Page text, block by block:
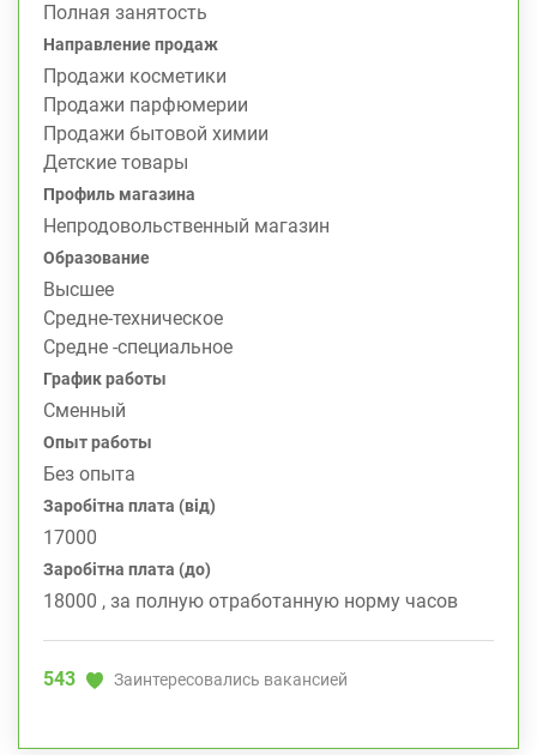
Полная занятость
Направление продаж
Продажи косметики
Продажи парфюмерии
Продажи бытовой химии
Детские товары
Профиль магазина
Непродовольственный магазин
Образование
Высшее
Средне-техническое
Средне -специальное
График работы
Сменный
Опыт работы
Без опыта
Заробітна плата (від)
17000
Заробітна плата (до)
18000 , за полную отработанную норму часов
543 Заинтересовались вакансией